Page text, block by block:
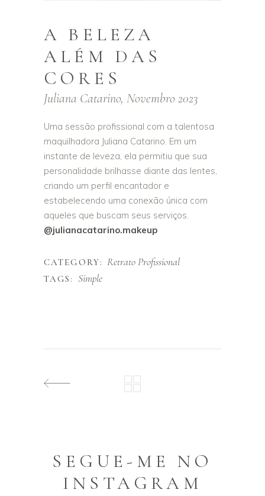
A BELEZA
ALÉM DAS
CORES
Juliana Catarino, Novembro 2023
Uma sessão profissional com a talentosa
maquilhadora Juliana Catarino. Em um
instante de leveza, ela permitiu que sua
personalidade brilhasse diante das lentes,
criando um perfil encantador e
estabelecendo uma conexão única com
aqueles que buscam seus serviços.
@julianacatarino.makeup
CATEGORY: Retrato Profissional
TAGS: Simple
SEGUE-ME NO
INSTAGRAM